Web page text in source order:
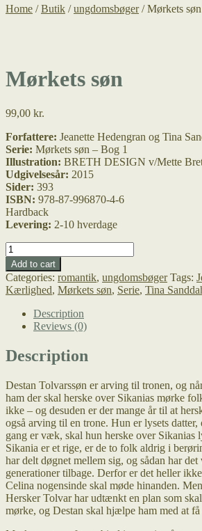
Home /Butik /ungdomsbøger/Mørkets søn
Mørkets søn
99,00 kr.
Forfattere: Jeanette Hedengran og Tina
Serie: Mørkets søn – Bog 1
Illustration: BRETH DESIGN v/Mette
Udgivelsesår: 2015
Sider: 393
ISBN: 978-87-996870-4-6
Hardback
Levering: 2-10 hverdage
Mørkets
søn
quantity
Add to cart
Categories: romantik, ungdomsbøger Tags:
Kærlighed, Mørkets søn, Serie, Tina
Description
Reviews (0)
Description
Destan Tolvarssøn er arving til tronen, og
ham der skal herske over Sikanias mørke
ikke – og desuden er der mange år til at
også arving til en trone. Hun er lysets datter,
gang er væk, skal hun herske over Sikanias
Sikania er et rige, er de to folk aldrig i
har delt døgnet mellem sig, og sådan har
generationer tilbage. Derfor er det heller
Celina nogensinde skal møde hinanden.
Hersker Tolvar har udtænkt en plan som
mørke, og Destan skal hjælpe ham med at få